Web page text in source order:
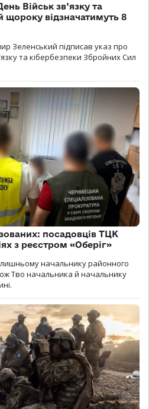
Військ зв’язку та
щороку відзначатимуть 8
Зеленський підписав указ про
та кібербезпеки Збройних Сил
посадовців ТЦК
з реєстром «Оберіг»
начальнику районного
Тво начальника й начальнику